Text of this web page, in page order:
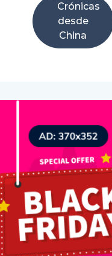
Crónicas
desde
China